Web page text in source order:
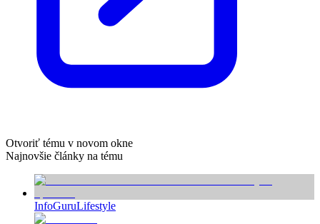
Otvoriť tému v novom okne
Najnovšie články na tému
InfoGuruLifestyle